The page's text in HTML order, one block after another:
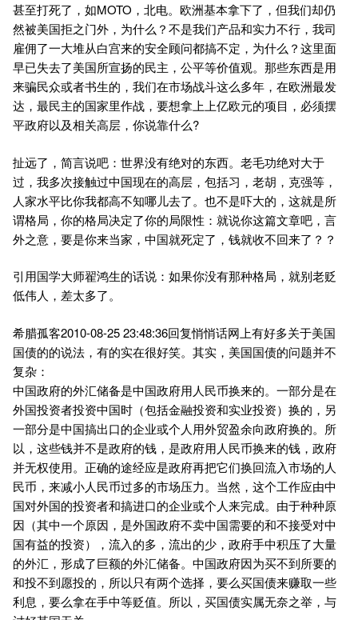
甚至打死了，如MOTO，北电。欧洲基本拿下了，但我们却仍
然被美国拒之门外，为什么？不是我们产品和实力不行，我司
雇佣了一大堆从白宫来的安全顾问都搞不定，为什么？这里面
早已失去了美国所宣扬的民主，公平等价值观。那些东西是用
来骗民众或者书生的，我们在市场战斗这么多年，在欧洲最发
达，最民主的国家里作战，要想拿上上亿欧元的项目，必须摆
平政府以及相关高层，你说靠什么?
扯远了，简言说吧：世界没有绝对的东西。老毛功绝对大于
过，我多次接触过中国现在的高层，包括习，老胡，克强等，
人家水平比你我都高不知哪儿去了。也不是吓大的，这就是所
谓格局，你的格局决定了你的局限性：就说你这篇文章吧，言
外之意，要是你来当家，中国就死定了，钱就收不回来了？？
引用国学大师翟鸿生的话说：如果你没有那种格局，就别老贬
低伟人，差太多了。
希腊孤客2010-08-25 23:48:36回复悄悄话网上有好多关于美国
国债的的说法，有的实在很好笑。其实，美国国债的问题并不
复杂：
中国政府的外汇储备是中国政府用人民币换来的。一部分是在
外国投资者投资中国时（包括金融投资和实业投资）换的，另
一部分是中国搞出口的企业或个人用外贸盈余向政府换的。所
以，这些钱并不是政府的钱，是政府用人民币换来的钱，政府
并无权使用。正确的途经应是政府再把它们换回流入市场的人
民币，来减小人民币过多的市场压力。当然，这个工作应由中
国对外国的投资者和搞进口的企业或个人来完成。由于种种原
因（其中一个原因，是外国政府不卖中国需要的和不接受对中
国有益的投资），流入的多，流出的少，政府手中积压了大量
的外汇，形成了巨额的外汇储备。中国政府因为买不到所要的
和投不到愿投的，所以只有两个选择，要么买国债来赚取一些
利息，要么拿在手中等贬值。所以，买国债实属无奈之举，与